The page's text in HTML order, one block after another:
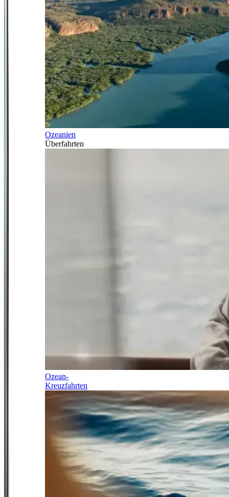
Ozeanien
Überfahrten
Ozean-
Kreuzfahrten